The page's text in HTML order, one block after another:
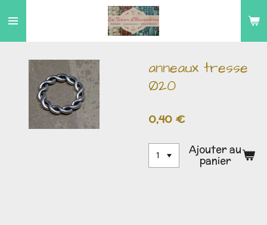
au
anneaux tresse
Ø20
0,40 €
Ajouter au
panier